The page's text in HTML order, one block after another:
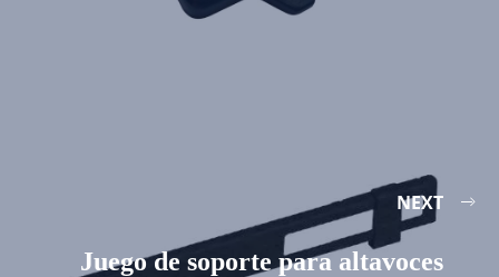
NEXT
Juego de soporte para altavoces